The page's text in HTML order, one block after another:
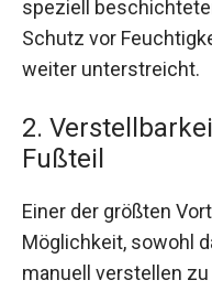
speziell
Schutz vor
weiter unterstreicht.
2.
Fußteil
Einer der größten
Möglichkeit, sowohl
manuell verstellen